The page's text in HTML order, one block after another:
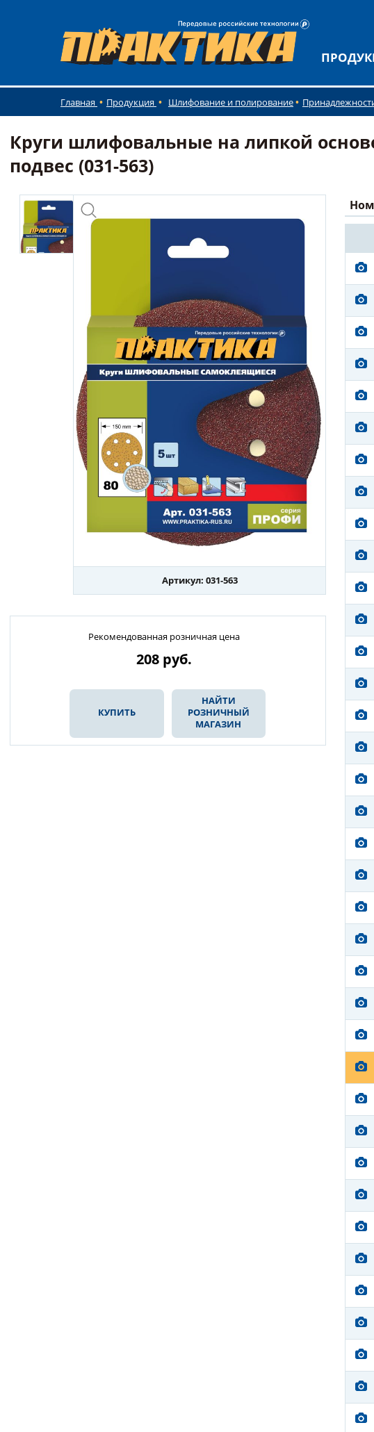
Главная Продукция Шлифование и полирование
Круги шлифовальные на липкой
подвес (031-563)
Артикул: 031-563
Рекомендованная розничная цена
208 руб.
КУПИТЬ
НАЙТИ
РОЗНИЧНЫЙ
МАГАЗИН